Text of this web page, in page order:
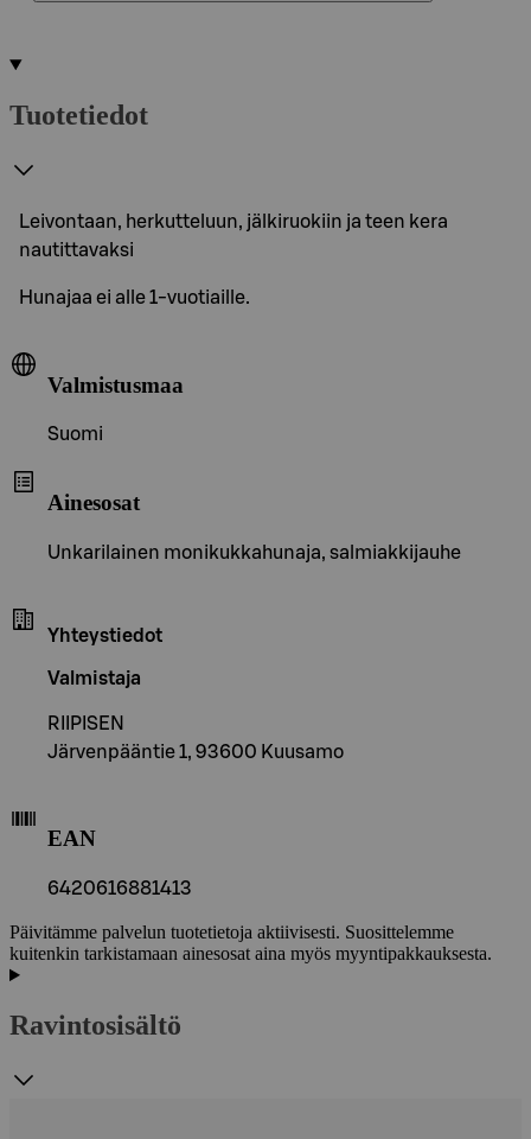
Tuotetiedot
Leivontaan, herkutteluun, jälkiruokiin ja teen kera
nautittavaksi
Hunajaa ei alle 1-vuotiaille.
Valmistusmaa
Suomi
Ainesosat
Unkarilainen monikukkahunaja, salmiakkijauhe
Yhteystiedot
Valmistaja
RIIPISEN
Järvenpääntie 1, 93600 Kuusamo
EAN
6420616881413
Päivitämme palvelun tuotetietoja aktiivisesti. Suosittelemme
kuitenkin tarkistamaan ainesosat aina myös myyntipakkauksesta.
Ravintosisältö